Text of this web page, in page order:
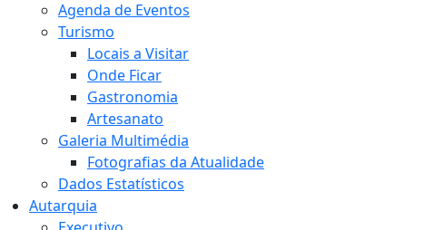
Agenda de Eventos
Turismo
Locais a Visitar
Onde Ficar
Gastronomia
Artesanato
Galeria Multimédia
Fotografias da Atualidade
Dados Estatísticos
Autarquia